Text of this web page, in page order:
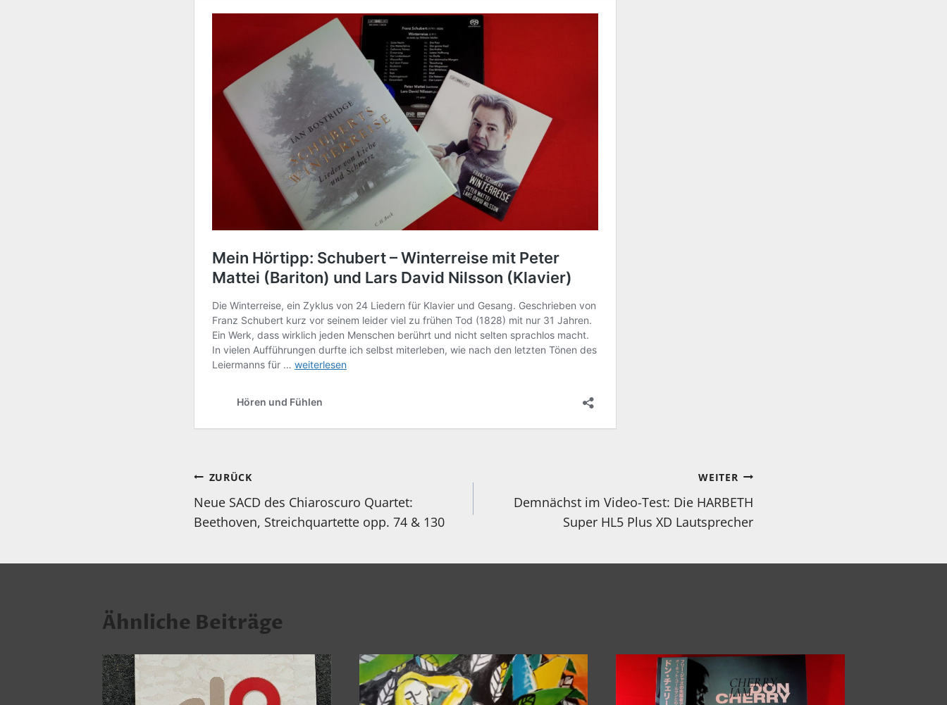
Beitragsnavigation
ZURÜCK
Neue SACD des Chiaroscuro Quartet:
Beethoven, Streichquartette opp. 74 & 130
WEITER
Demnächst im Video-Test: Die HARBETH
Super HL5 Plus XD Lautsprecher
Ähnliche Beiträge